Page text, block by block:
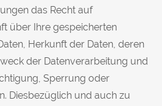
das Recht auf
über Ihre gespeicherten
Herkunft der Daten, deren
der Datenverarbeitung und
Sperrung oder
Diesbezüglich und auch zu